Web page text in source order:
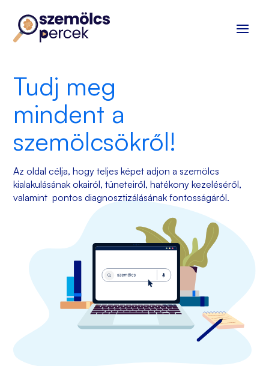
Tudj meg
mindent a
szemölcsökről!
Az oldal célja, hogy teljes képet adjon a szemölcs
kialakulásának okairól, tüneteiről, hatékony kezeléséről,
valamint pontos diagnosztizálásának fontosságáról.